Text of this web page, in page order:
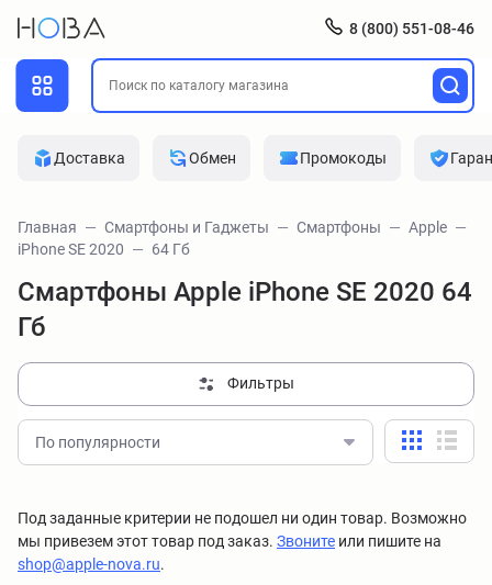
8 (800) 551-08-46
Доставка Обмен Промокоды
Главная Смартфоны и Гаджеты Смартфоны
Apple
iPhone SE 2020
64 Гб
Смартфоны Apple iPhone SE 2020 64
Гб
Фильтры
По популярности
Под заданные критерии не подошел ни один товар. Возможно
мы привезем этот товар под заказ. Звоните или пишите на
shop@apple-nova.ru.